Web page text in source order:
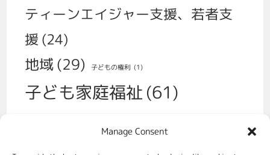
Manage Consent
ティーンエイジャー支援、若者支
援 (24)
地域(29) 子どもの権利 (1)
子ども家庭福祉(61)